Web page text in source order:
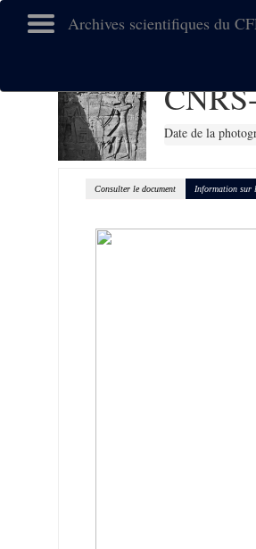
Archives scientifiques du
Date de la
Consulter le document Information sur